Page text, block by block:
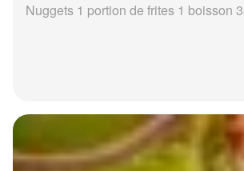
Nuggets 1 portion de frites 1 boisson